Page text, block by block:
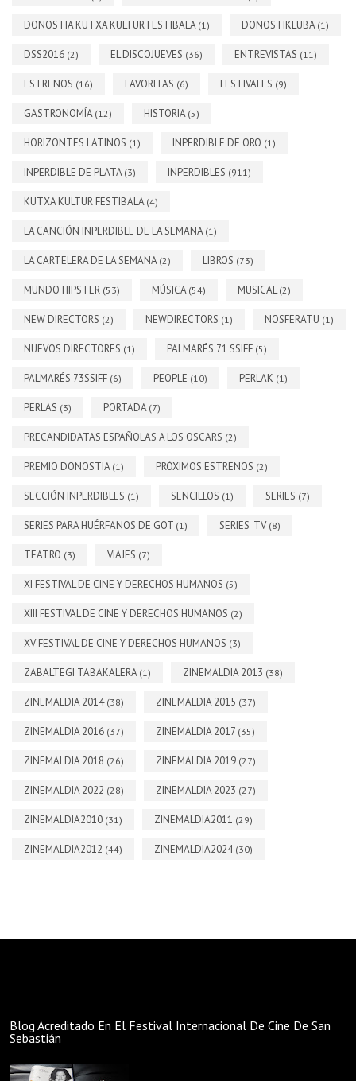
DONOSTIA KUTXA KULTUR FESTIBALA (1) DONOSTIKLUBA (1)
DSS2016 (2) EL DISCOJUEVES (36) ENTREVISTAS (11)
ESTRENOS (16) FAVORITAS (6) FESTIVALES (9)
GASTRONOMÍA (12) HISTORIA (5)
HORIZONTES LATINOS (1) INPERDIBLE DE ORO (1)
INPERDIBLE DE PLATA (3) INPERDIBLES (911)
KUTXA KULTUR FESTIBALA (4)
LA CANCIÓN INPERDIBLE DE LA SEMANA (1)
LA CARTELERA DE LA SEMANA (2) LIBROS (73)
MUNDO HIPSTER (53) MÚSICA (54) MUSICAL(2)
NEW DIRECTORS (2) NEWDIRECTORS (1) NOSFERATU (1)
NUEVOS DIRECTORES (1) PALMARÉS 71 SSIFF (5)
PALMARÉS 73SSIFF (6) PEOPLE (10) PERLAK (1)
PERLAS (3) PORTADA (7)
PRECANDIDATAS ESPAÑOLAS A LOS OSCARS (2)
PREMIO DONOSTIA (1) PRÓXIMOS ESTRENOS (2)
SECCIÓN INPERDIBLES (1) SENCILLOS (1) SERIES (7)
SERIES PARA HUÉRFANOS DE GOT (1) SERIES_TV (8)
TEATRO (3) VIAJES (7)
XI FESTIVAL DE CINE Y DERECHOS HUMANOS (5)
XIII FESTIVAL DE CINE Y DERECHOS HUMANOS (2)
XV FESTIVAL DE CINE Y DERECHOS HUMANOS (3)
ZABALTEGI TABAKALERA (1) ZINEMALDIA 2013 (38)
ZINEMALDIA 2014 (38) ZINEMALDIA 2015 (37)
ZINEMALDIA 2016 (37) ZINEMALDIA 2017 (35)
ZINEMALDIA 2018 (26) ZINEMALDIA 2019 (27)
ZINEMALDIA 2022 (28) ZINEMALDIA 2023 (27)
ZINEMALDIA2010 (31) ZINEMALDIA2011 (29)
ZINEMALDIA2012 (44) ZINEMALDIA2024 (30)
Blog Acreditado En El Festival Internacional De Cine De San
Sebastián